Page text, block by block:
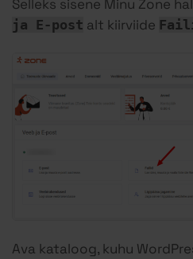
Selleks sisene Minu Zone
ja E-post alt kiirviide
Ava kataloog, kuhu